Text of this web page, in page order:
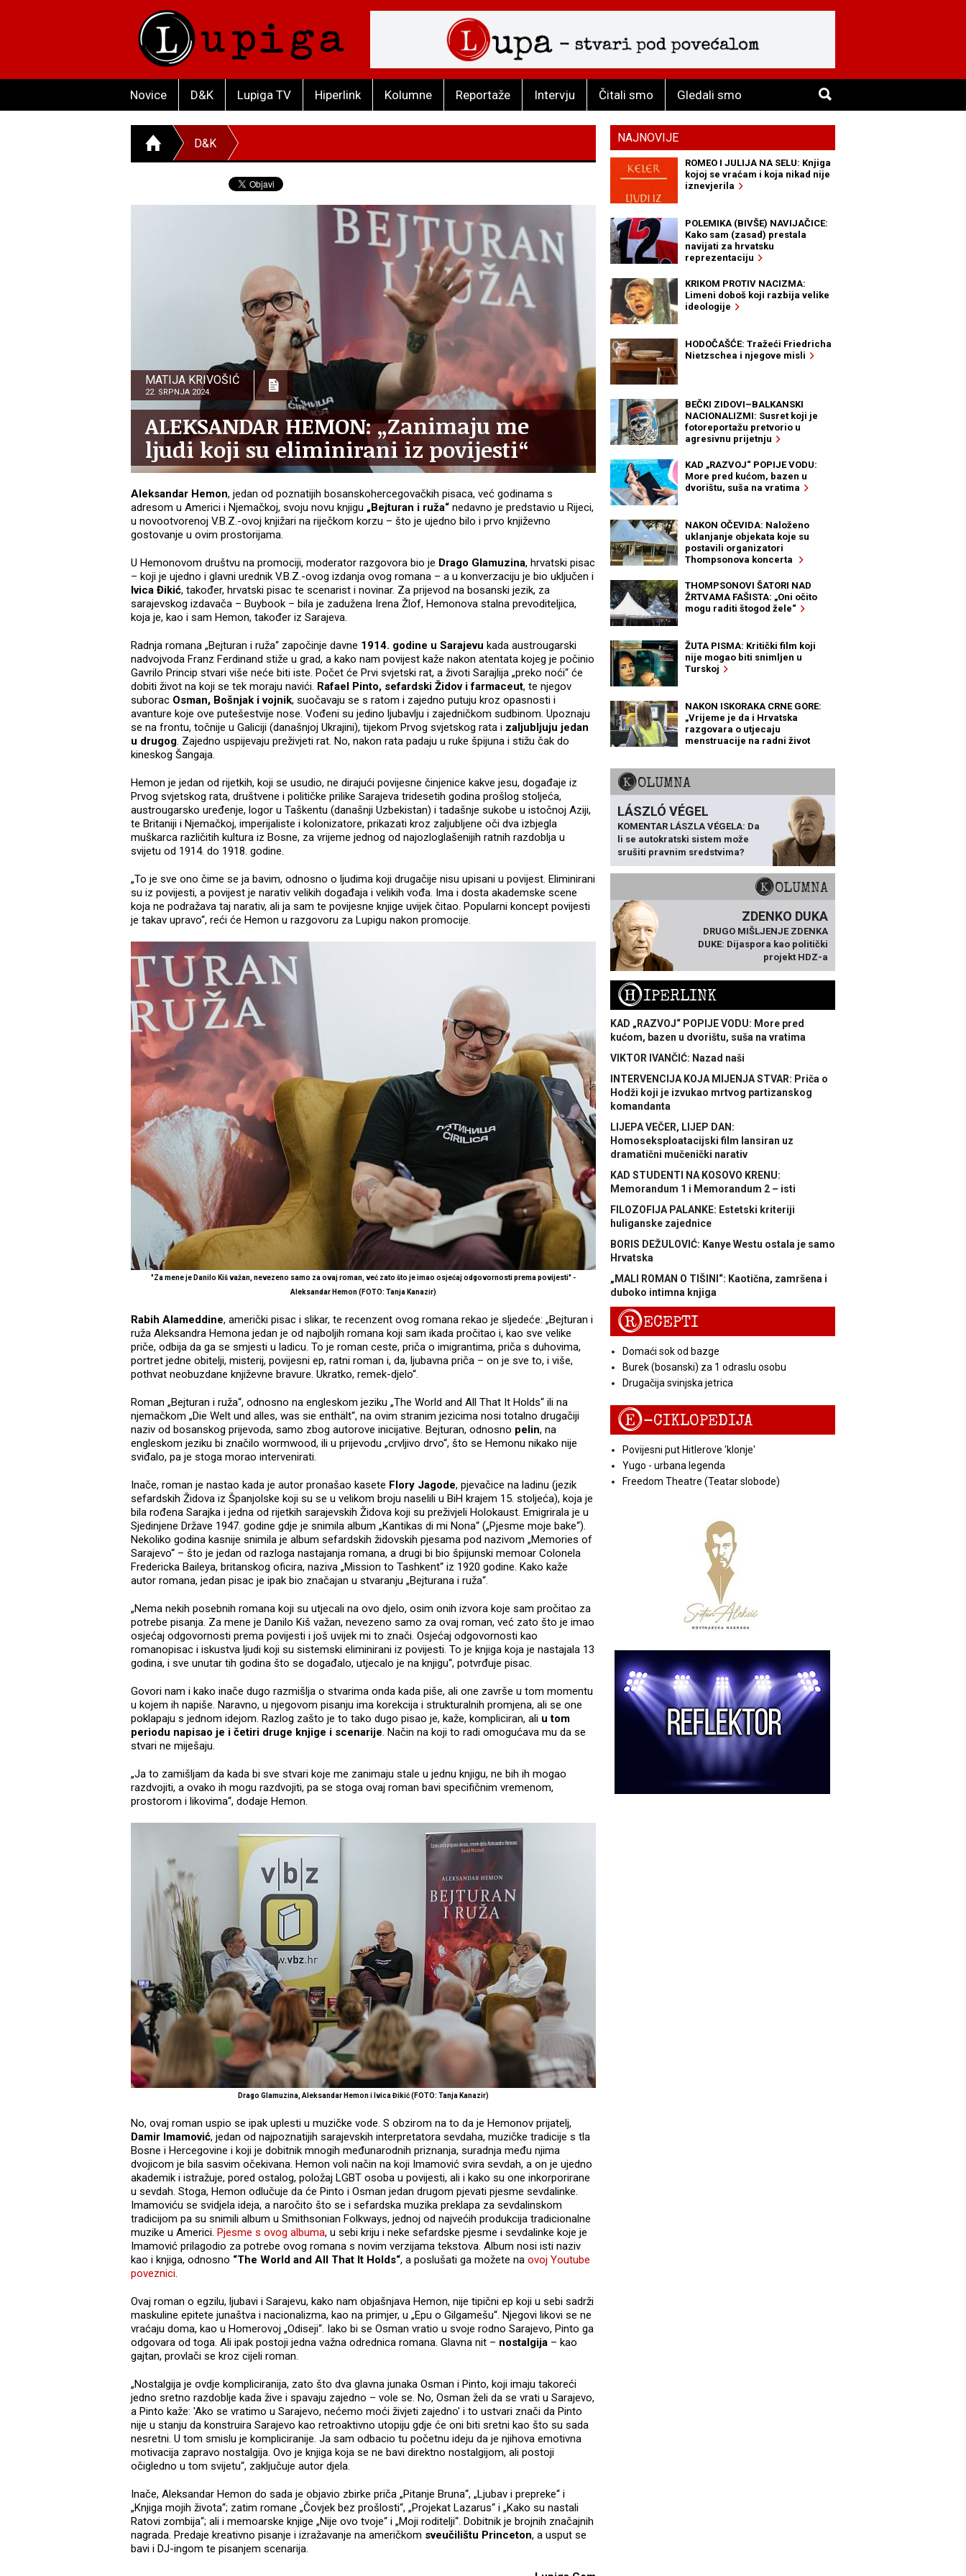
Novice D&K Lupiga TV Hiperlink Kolumne Reportaže Intervju Čitali smo Gledali smo
D&K
MATIJA KRIVOŠIĆ
22. SRPNJA 2024.
ALEKSANDAR HEMON: „Zanimaju me
ljudi koji su eliminirani iz povijesti“
Aleksandar Hemon, jedan od poznatijih bosanskohercegovačkih pisaca, već godinama s
adresom u Americi i Njemačkoj, svoju novu knjigu „Bejturan i ruža“ nedavno je predstavio u Rijeci,
u novootvorenoj V.B.Z.-ovoj knjižari na riječkom korzu – što je ujedno bilo i prvo književno
gostovanje u ovim prostorijama.
U Hemonovom društvu na promociji, moderator razgovora bio je Drago Glamuzina, hrvatski pisac
– koji je ujedno i glavni urednik V.B.Z.-ovog izdanja ovog romana – a u konverzaciju je bio uključen i
Ivica Đikić, također, hrvatski pisac te scenarist i novinar. Za prijevod na bosanski jezik, za
sarajevskog izdavača – Buybook – bila je zadužena Irena Žlof, Hemonova stalna prevoditeljica,
koja je, kao i sam Hemon, također iz Sarajeva.
Radnja romana „Bejturan i ruža“ započinje davne 1914. godine u Sarajevu kada austrougarski
nadvojvoda Franz Ferdinand stiže u grad, a kako nam povijest kaže nakon atentata kojeg je počinio
Gavrilo Princip stvari više neće biti iste. Počet će Prvi svjetski rat, a životi Sarajlija „preko noći“ će
dobiti život na koji se tek moraju navići. Rafael Pinto, sefardski Židov i farmaceut, te njegov
suborac Osman, Bošnjak i vojnik, suočavaju se s ratom i zajedno putuju kroz opasnosti i
avanture koje ove putešestvije nose. Vođeni su jedino ljubavlju i zajedničkom sudbinom. Upoznaju
se na frontu, točnije u Galiciji (današnjoj Ukrajini), tijekom Prvog svjetskog rata i zaljubljuju jedan
u drugog. Zajedno uspijevaju preživjeti rat. No, nakon rata padaju u ruke špijuna i stižu čak do
kineskog Šangaja.
Hemon je jedan od rijetkih, koji se usudio, ne dirajući povijesne činjenice kakve jesu, događaje iz
Prvog svjetskog rata, društvene i političke prilike Sarajeva tridesetih godina prošlog stoljeća,
austrougarsko uređenje, logor u Taškentu (današnji Uzbekistan) i tadašnje sukobe u istočnoj Aziji,
te Britaniji i Njemačkoj, imperijaliste i kolonizatore, prikazati kroz zaljubljene oči dva izbjegla
muškarca različitih kultura iz Bosne, za vrijeme jednog od najozloglašenijih ratnih razdoblja u
svijetu od 1914. do 1918. godine.
„To je sve ono čime se ja bavim, odnosno o ljudima koji drugačije nisu upisani u povijest. Eliminirani
su iz povijesti, a povijest je narativ velikih događaja i velikih vođa. Ima i dosta akademske scene
koja ne podražava taj narativ, ali ja sam te povijesne knjige uvijek čitao. Popularni koncept povijesti
je takav upravo“, reći će Hemon u razgovoru za Lupigu nakon promocije.
"Za mene je Danilo Kiš važan, nevezeno samo za ovaj roman, već zato što je imao osjećaj odgovornosti prema povijesti" -
Aleksandar Hemon (FOTO: Tanja Kanazir)
Rabih Alameddine, američki pisac i slikar, te recenzent ovog romana rekao je sljedeće: „Bejturan i
ruža Aleksandra Hemona jedan je od najboljih romana koji sam ikada pročitao i, kao sve velike
priče, odbija da ga se smjesti u ladicu. To je roman ceste, priča o imigrantima, priča s duhovima,
portret jedne obitelji, misterij, povijesni ep, ratni roman i, da, ljubavna priča – on je sve to, i više,
pothvat neobuzdane književne bravure. Ukratko, remek-djelo“.
Roman „Bejturan i ruža“, odnosno na engleskom jeziku „The World and All That It Holds“ ili na
njemačkom „Die Welt und alles, was sie enthält“, na ovim stranim jezicima nosi totalno drugačiji
naziv od bosanskog prijevoda, samo zbog autorove inicijative. Bejturan, odnosno pelin, na
engleskom jeziku bi značilo wormwood, ili u prijevodu „crvljivo drvo“, što se Hemonu nikako nije
sviđalo, pa je stoga morao intervenirati.
Inače, roman je nastao kada je autor pronašao kasete Flory Jagode, pjevačice na ladinu (jezik
sefardskih Židova iz Španjolske koji su se u velikom broju naselili u BiH krajem 15. stoljeća), koja je
bila rođena Sarajka i jedna od rijetkih sarajevskih Židova koji su preživjeli Holokaust. Emigrirala je u
Sjedinjene Države 1947. godine gdje je snimila album „Kantikas di mi Nona“ („Pjesme moje bake“).
Nekoliko godina kasnije snimila je album sefardskih židovskih pjesama pod nazivom „Memories of
Sarajevo“ – što je jedan od razloga nastajanja romana, a drugi bi bio špijunski memoar Colonela
Fredericka Baileya, britanskog oficira, naziva „Mission to Tashkent“ iz 1920 godine. Kako kaže
autor romana, jedan pisac je ipak bio značajan u stvaranju „Bejturana i ruža“.
„Nema nekih posebnih romana koji su utjecali na ovo djelo, osim onih izvora koje sam pročitao za
potrebe pisanja. Za mene je Danilo Kiš važan, nevezeno samo za ovaj roman, već zato što je imao
osjećaj odgovornosti prema povijesti i još uvijek mi to znači. Osjećaj odgovornosti kao
romanopisac i iskustva ljudi koji su sistemski eliminirani iz povijesti. To je knjiga koja je nastajala 13
godina, i sve unutar tih godina što se događalo, utjecalo je na knjigu“, potvrđuje pisac.
Govori nam i kako inače dugo razmišlja o stvarima onda kada piše, ali one završe u tom momentu
u kojem ih napiše. Naravno, u njegovom pisanju ima korekcija i strukturalnih promjena, ali se one
poklapaju s jednom idejom. Razlog zašto je to tako dugo pisao je, kaže, kompliciran, ali u tom
periodu napisao je i četiri druge knjige i scenarije. Način na koji to radi omogućava mu da se
stvari ne miješaju.
„Ja to zamišljam da kada bi sve stvari koje me zanimaju stale u jednu knjigu, ne bih ih mogao
razdvojiti, a ovako ih mogu razdvojiti, pa se stoga ovaj roman bavi specifičnim vremenom,
prostorom i likovima“, dodaje Hemon.
Drago Glamuzina, Aleksandar Hemon i Ivica Đikić (FOTO: Tanja Kanazir)
No, ovaj roman uspio se ipak uplesti u muzičke vode. S obzirom na to da je Hemonov prijatelj,
Damir Imamović, jedan od najpoznatijih sarajevskih interpretatora sevdaha, muzičke tradicije s tla
Bosne i Hercegovine i koji je dobitnik mnogih međunarodnih priznanja, suradnja među njima
dvojicom je bila sasvim očekivana. Hemon voli način na koji Imamović svira sevdah, a on je ujedno
akademik i istražuje, pored ostalog, položaj LGBT osoba u povijesti, ali i kako su one inkorporirane
u sevdah. Stoga, Hemon odlučuje da će Pinto i Osman jedan drugom pjevati pjesme sevdalinke.
Imamoviću se svidjela ideja, a naročito što se i sefardska muzika preklapa za sevdalinskom
tradicijom pa su snimili album u Smithsonian Folkways, jednoj od najvećih produkcija tradicionalne
muzike u Americi. Pjesme s ovog albuma, u sebi kriju i neke sefardske pjesme i sevdalinke koje je
Imamović prilagodio za potrebe ovog romana s novim verzijama tekstova. Album nosi isti naziv
kao i knjiga, odnosno “The World and All That It Holds“, a poslušati ga možete na ovoj Youtube
poveznici.
Ovaj roman o egzilu, ljubavi i Sarajevu, kako nam objašnjava Hemon, nije tipični ep koji u sebi sadrži
maskuline epitete junaštva i nacionalizma, kao na primjer, u „Epu o Gilgamešu“. Njegovi likovi se ne
vraćaju doma, kao u Homerovoj „Odiseji“. Iako bi se Osman vratio u svoje rodno Sarajevo, Pinto ga
odgovara od toga. Ali ipak postoji jedna važna odrednica romana. Glavna nit – nostalgija – kao
gajtan, provlači se kroz cijeli roman.
„Nostalgija je ovdje kompliciranija, zato što dva glavna junaka Osman i Pinto, koji imaju takoreći
jedno sretno razdoblje kada žive i spavaju zajedno – vole se. No, Osman želi da se vrati u Sarajevo,
a Pinto kaže: 'Ako se vratimo u Sarajevo, nećemo moći živjeti zajedno' i to ustvari znači da Pinto
nije u stanju da konstruira Sarajevo kao retroaktivno utopiju gdje će oni biti sretni kao što su sada
nesretni. U tom smislu je kompliciranije. Ja sam odbacio tu početnu ideju da je njihova emotivna
motivacija zapravo nostalgija. Ovo je knjiga koja se ne bavi direktno nostalgijom, ali postoji
očigledno u tom svijetu“, zaključuje autor djela.
Inače, Aleksandar Hemon do sada je objavio zbirke priča „Pitanje Bruna“, „Ljubav i prepreke“ i
„Knjiga mojih života“; zatim romane „Čovjek bez prošlosti“, „Projekat Lazarus“ i „Kako su nastali
Ratovi zombija“; ali i memoarske knjige „Nije ovo tvoje“ i „Moji roditelji“. Dobitnik je brojnih značajnih
nagrada. Predaje kreativno pisanje i izražavanje na američkom sveučilištu Princeton, a usput se
bavi i DJ-ingom te pisanjem scenarija.
NAJNOVIJE
ROMEO I JULIJA NA SELU: Knjiga
kojoj se vraćam i koja nikad nije
iznevjerila
POLEMIKA (BIVŠE) NAVIJAČICE:
Kako sam (zasad) prestala
navijati za hrvatsku
reprezentaciju
KRIKOM PROTIV NACIZMA:
Limeni doboš koji razbija velike
ideologije
HODOČAŠĆE: Tražeći Friedricha
Nietzschea i njegove misli
BEČKI ZIDOVI–BALKANSKI
NACIONALIZMI: Susret koji je
fotoreportažu pretvorio u
agresivnu prijetnju
KAD „RAZVOJ“ POPIJE VODU:
More pred kućom, bazen u
dvorištu, suša na vratima
NAKON OČEVIDA: Naloženo
uklanjanje objekata koje su
postavili organizatori
Thompsonova koncerta
THOMPSONOVI ŠATORI NAD
ŽRTVAMA FAŠISTA: „Oni očito
mogu raditi štogod žele“
ŽUTA PISMA: Kritički film koji
nije mogao biti snimljen u
Turskoj
NAKON ISKORAKA CRNE GORE:
„Vrijeme je da i Hrvatska
razgovara o utjecaju
menstruacije na radni život
KOLUMNA
LÁSZLÓ VÉGEL
KOMENTAR LÁSZLA VÉGELA: Da
li se autokratski sistem može
srušiti pravnim sredstvima?
KOLUMNA
ZDENKO DUKA
DRUGO MIŠLJENJE ZDENKA
DUKE: Dijaspora kao politički
projekt HDZ-a
HIPERLINK
KAD „RAZVOJ“ POPIJE VODU: More pred
kućom, bazen u dvorištu, suša na vratima
VIKTOR IVANČIĆ: Nazad naši
INTERVENCIJA KOJA MIJENJA STVAR: Priča o
Hodži koji je izvukao mrtvog partizanskog
komandanta
LIJEPA VEČER, LIJEP DAN:
Homoseksploatacijski film lansiran uz
dramatični mučenički narativ
KAD STUDENTI NA KOSOVO KRENU:
Memorandum 1 i Memorandum 2 – isti
FILOZOFIJA PALANKE: Estetski kriteriji
huliganske zajednice
BORIS DEŽULOVIĆ: Kanye Westu ostala je samo
Hrvatska
„MALI ROMAN O TIŠINI“: Kaotična, zamršena i
duboko intimna knjiga
RECEPTI
Domaći sok od bazge
Burek (bosanski) za 1 odraslu osobu
Drugačija svinjska jetrica
E-CIKLOPEDIJA
Povijesni put Hitlerove 'klonje'
Yugo - urbana legenda
Freedom Theatre (Teatar slobode)